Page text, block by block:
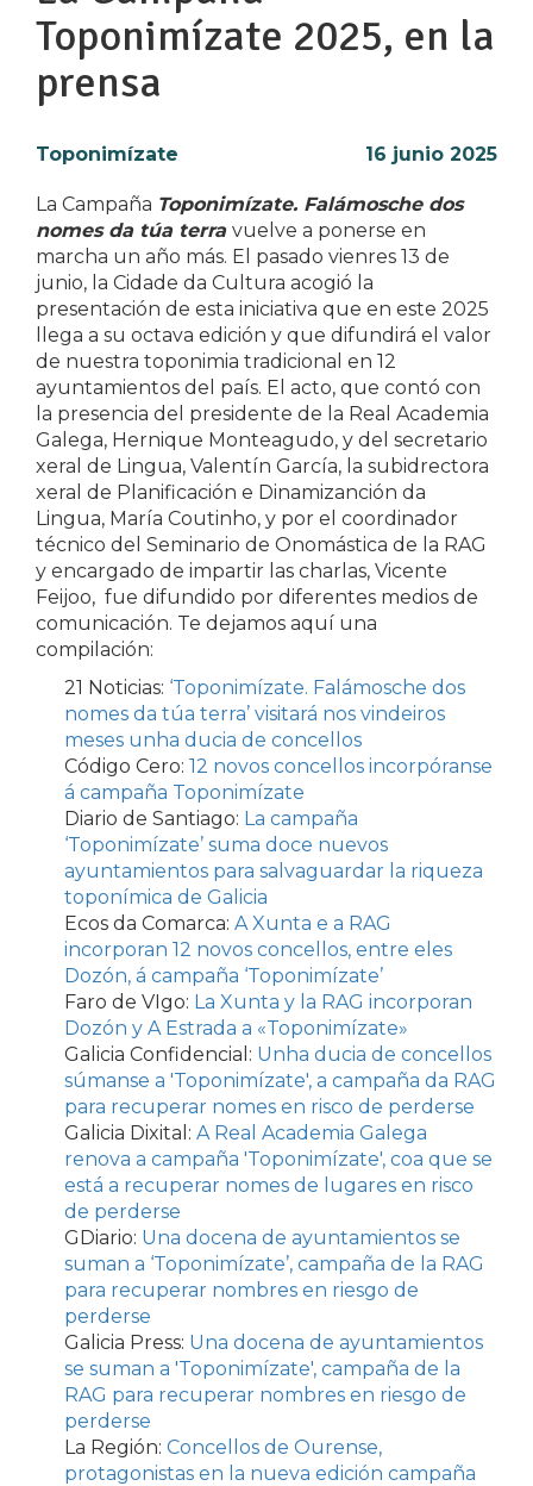
Toponimízate 2025, en la
prensa
16 junio 2025
Toponimízate
La Campaña Toponimízate. Falámosche dos
nomes da túa terra vuelve a ponerse en
marcha un año más. El pasado vienres 13 de
junio, la Cidade da Cultura acogió la
presentación de esta iniciativa que en este 2025
llega a su octava edición y que difundirá el valor
de nuestra toponimia tradicional en 12
ayuntamientos del país. El acto, que contó con
la presencia del presidente de la Real Academia
Galega, Hernique Monteagudo, y del secretario
xeral de Lingua, Valentín García, la subidrectora
xeral de Planificación e Dinamizanción da
Lingua, María Coutinho, y por el coordinador
técnico del Seminario de Onomástica de la RAG
y encargado de impartir las charlas, Vicente
Feijoo, fue difundido por diferentes medios de
comunicación. Te dejamos aquí una
compilación:
21 Noticias: ‘Toponimízate. Falámosche dos
nomes da túa terra’ visitará nos vindeiros
meses unha ducia de concellos
Código Cero: 12 novos concellos incorpóranse
á campaña Toponimízate
Diario de Santiago: La campaña
‘Toponimízate’ suma doce nuevos
ayuntamientos para salvaguardar la riqueza
toponímica de Galicia
Ecos da Comarca: A Xunta e a RAG
incorporan 12 novos concellos, entre eles
Dozón, á campaña ‘Toponimízate’
Faro de VIgo: La Xunta y la RAG incorporan
Dozón y A Estrada a «Toponimízate»
Galicia Confidencial: Unha ducia de concellos
súmanse a 'Toponimízate', a campaña da RAG
para recuperar nomes en risco de perderse
Galicia Dixital: A Real Academia Galega
renova a campaña 'Toponimízate', coa que se
está a recuperar nomes de lugares en risco
de perderse
GDiario: Una docena de ayuntamientos se
suman a ‘Toponimízate’, campaña de la RAG
para recuperar nombres en riesgo de
perderse
Galicia Press: Una docena de ayuntamientos
se suman a 'Toponimízate', campaña de la
RAG para recuperar nombres en riesgo de
perderse
La Región: Concellos de Ourense,
protagonistas en la nueva edición campaña